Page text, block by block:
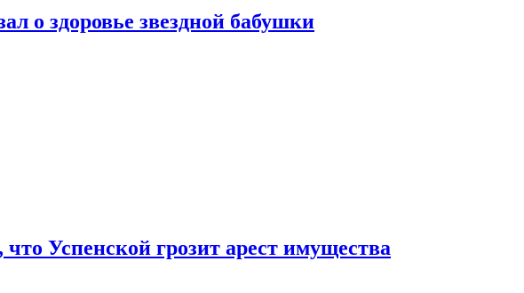
о здоровье звездной бабушки
что Успенской грозит арест имущества